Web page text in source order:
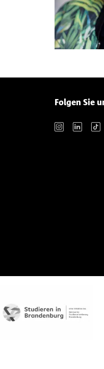
Folgen Sie
Instagram LinkedIn TikTok